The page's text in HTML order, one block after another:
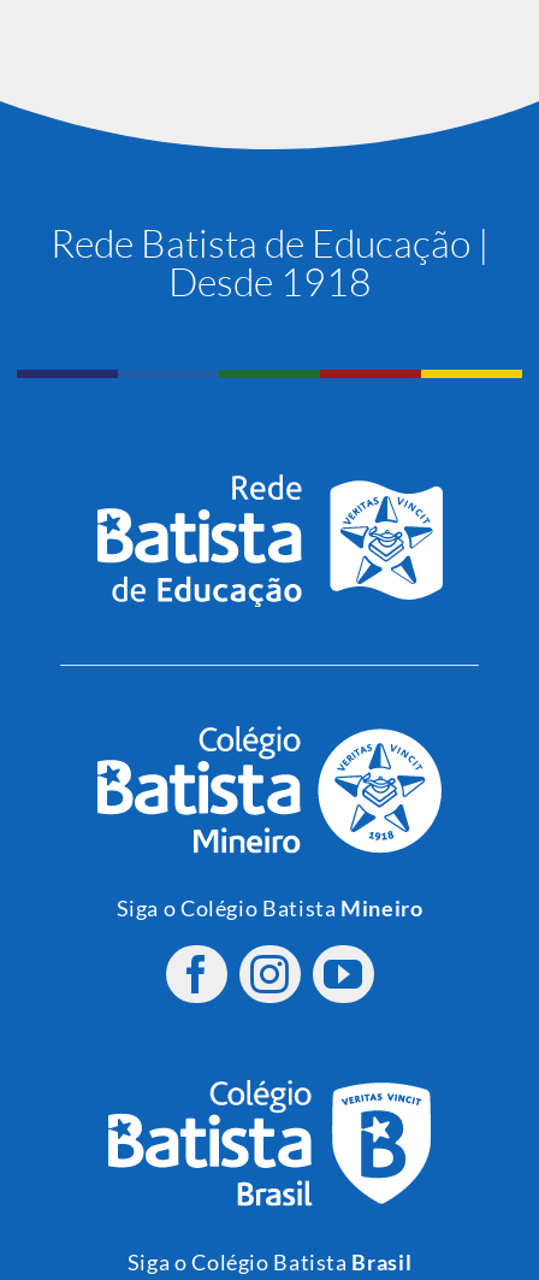
Rede Batista de Educação |
Desde 1918
Siga o Colégio Batista Mineiro
Siga o Colégio Batista Brasil